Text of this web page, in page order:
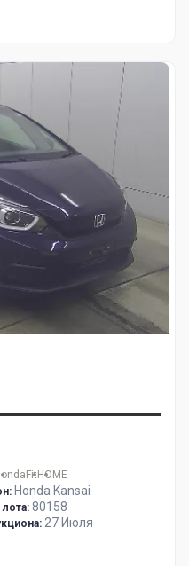
FitHOME
Honda Kansai
80158
27 Июля